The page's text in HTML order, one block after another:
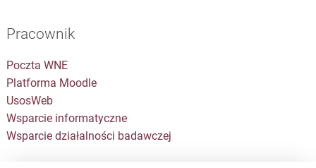
Pracownik
Poczta WNE
Platforma Moodle
UsosWeb
Wsparcie informatyczne
Wsparcie działalności badawczej